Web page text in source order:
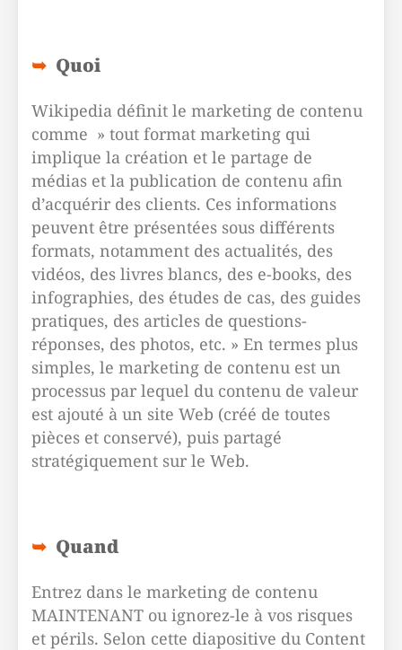
Quoi
Wikipedia définit le marketing de contenu
comme » tout format marketing qui
implique la création et le partage de
médias et la publication de contenu afin
d’acquérir des clients. Ces informations
peuvent être présentées sous différents
formats, notamment des actualités, des
vidéos, des livres blancs, des e-books, des
infographies, des études de cas, des guides
pratiques, des articles de questions-
réponses, des photos, etc. » En termes plus
simples, le marketing de contenu est un
processus par lequel du contenu de valeur
est ajouté à un site Web (créé de toutes
pièces et conservé), puis partagé
stratégiquement sur le Web.
Quand
Entrez dans le marketing de contenu
MAINTENANT ou ignorez-le à vos risques
et périls. Selon cette diapositive du Content